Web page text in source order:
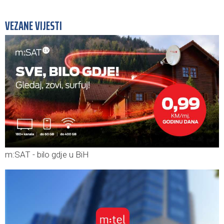
VEZANE VIJESTI
m:SAT - bilo gdje u BiH